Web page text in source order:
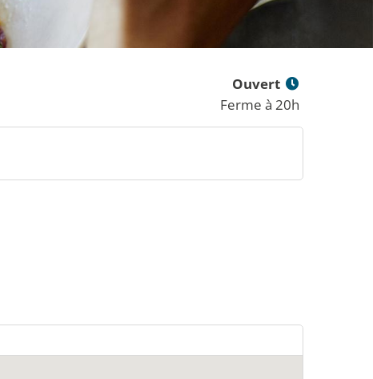
Ouvert
Ferme à 20h